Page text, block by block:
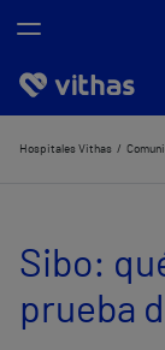
Nosotros
Servicios de salud
Equipo médico y
Hospitales Vithas
Sibo:
prueba